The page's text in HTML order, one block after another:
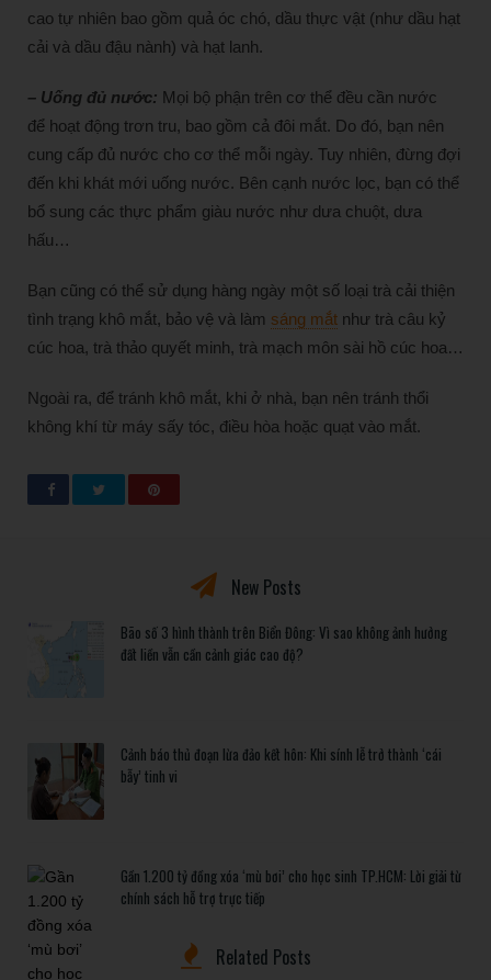
cao tự nhiên bao gồm quả óc chó, dầu thực vật (như dầu hạt
cải và dầu đậu nành) và hạt lanh.
– Uống đủ nước: Mọi bộ phận trên cơ thể đều cần nước
để hoạt động trơn tru, bao gồm cả đôi mắt. Do đó, bạn nên
cung cấp đủ nước cho cơ thể mỗi ngày. Tuy nhiên, đừng đợi
đến khi khát mới uống nước. Bên cạnh nước lọc, bạn có thể
bổ sung các thực phẩm giàu nước như dưa chuột, dưa
hấu…
Bạn cũng có thể sử dụng hàng ngày một số loại trà cải thiện
tình trạng khô mắt, bảo vệ và làm sáng mắt như trà câu kỷ
cúc hoa, trà thảo quyết minh, trà mạch môn sài hồ cúc hoa…
Ngoài ra, để tránh khô mắt, khi ở nhà, bạn nên tránh thổi
không khí từ máy sấy tóc, điều hòa hoặc quạt vào mắt.
New Posts
Bão số 3 hình thành trên Biển Đông: Vì sao không ảnh hưởng
đất liền vẫn cần cảnh giác cao độ?
Cảnh báo thủ đoạn lừa đảo kết hôn: Khi sính lễ trở thành ‘cái
bẫy’ tinh vi
Gần 1.200 tỷ đồng xóa ‘mù bơi’ cho học sinh TP.HCM: Lời giải từ
chính sách hỗ trợ trực tiếp
Related Posts